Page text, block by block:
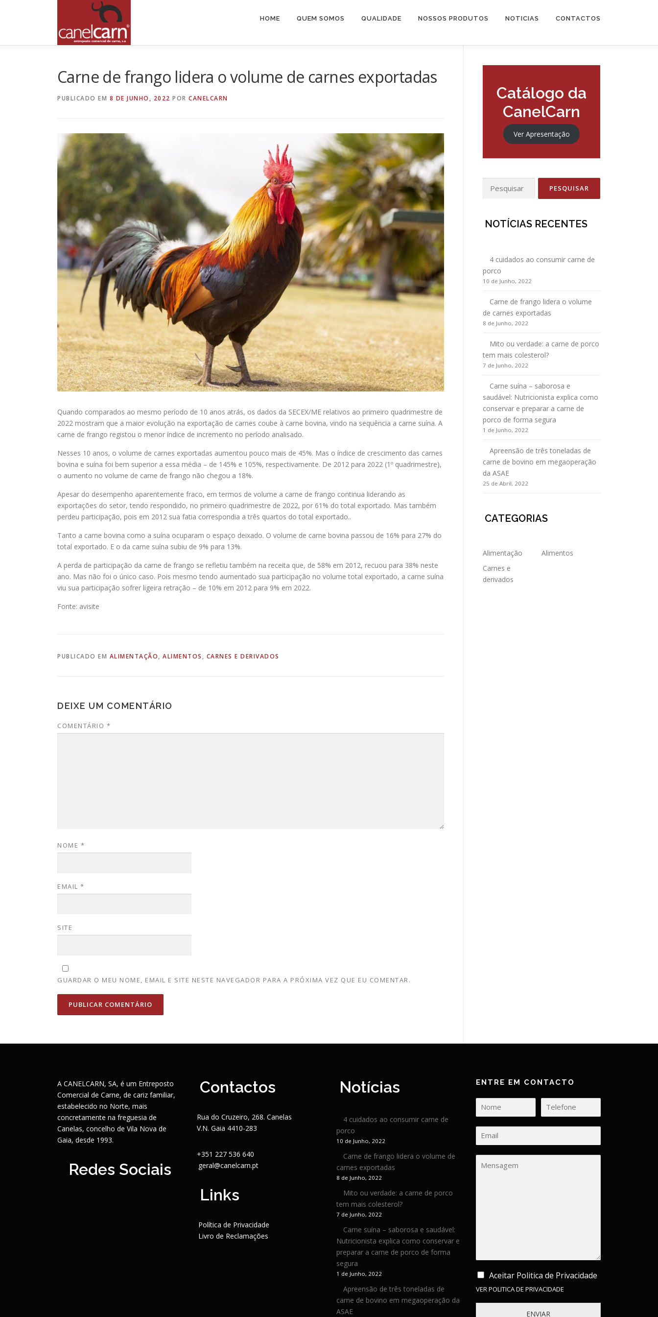
HOME QUEM SOMOS QUALIDADE NOSSOS PRODUTOS NOTICIAS CONTACTOS
Carne de frango lidera o volume de carnes exportadas
PUBLICADO EM 8 DE JUNHO, 2022 POR CANELCARN
Quando comparados ao mesmo período de 10 anos atrás, os dados da SECEX/ME relativos ao primeiro quadrimestre de
2022 mostram que a maior evolução na exportação de carnes coube à carne bovina, vindo na sequência a carne suína. A
carne de frango registou o menor índice de incremento no período analisado.
Nesses 10 anos, o volume de carnes exportadas aumentou pouco mais de 45%. Mas o índice de crescimento das carnes
bovina e suína foi bem superior a essa média – de 145% e 105%, respectivamente. De 2012 para 2022 (1º quadrimestre),
o aumento no volume de carne de frango não chegou a 18%.
Apesar do desempenho aparentemente fraco, em termos de volume a carne de frango continua liderando as
exportações do setor, tendo respondido, no primeiro quadrimestre de 2022, por 61% do total exportado. Mas também
perdeu participação, pois em 2012 sua fatia correspondia a três quartos do total exportado..
Tanto a carne bovina como a suína ocuparam o espaço deixado. O volume de carne bovina passou de 16% para 27% do
total exportado. E o da carne suína subiu de 9% para 13%.
A perda de participação da carne de frango se refletiu também na receita que, de 58% em 2012, recuou para 38% neste
ano. Mas não foi o único caso. Pois mesmo tendo aumentado sua participação no volume total exportado, a carne suína
viu sua participação sofrer ligeira retração – de 10% em 2012 para 9% em 2022.
Fonte: avisite
PUBLICADO EM ALIMENTAÇÃO, ALIMENTOS , CARNES E DERIVADOS
DEIXE UM COMENTÁRIO
COMENTÁRIO *
NOME *
EMAIL *
SITE
GUARDAR O MEU NOME, EMAIL E SITE NESTE NAVEGADOR PARA A PRÓXIMA VEZ QUE EU COMENTAR.
Catálogo da
CanelCarn
Ver Apresentação
por:
NOTÍCIAS RECENTES
4 cuidados ao consumir carne de
porco
10 de Junho, 2022
Carne de frango lidera o volume
de carnes exportadas
8 de Junho, 2022
Mito ou verdade: a carne de porco
tem mais colesterol?
7 de Junho, 2022
Carne suína – saborosa e
saudável: Nutricionista explica como
conservar e preparar a carne de
porco de forma segura
1 de Junho, 2022
Apreensão de três toneladas de
carne de bovino em megaoperação
da ASAE
25 de Abril, 2022
CATEGORIAS
Alimentação
Alimentos
Carnes e
derivados
A CANELCARN, SA, é um Entreposto
Comercial de Carne, de cariz familiar,
estabelecido no Norte, mais
concretamente na freguesia de
Canelas, concelho de Vila Nova de
Gaia, desde 1993.
Redes Sociais
Contactos
Rua do Cruzeiro, 268. Canelas
V.N. Gaia 4410-283
+351 227 536 640
geral@canelcarn.pt
Links
Política de Privacidade
Livro de Reclamações
Notícias
4 cuidados ao consumir carne de
porco
10 de Junho, 2022
Carne de frango lidera o volume de
carnes exportadas
8 de Junho, 2022
Mito ou verdade: a carne de porco
tem mais colesterol?
7 de Junho, 2022
Carne suína – saborosa e saudável:
Nutricionista explica como conservar e
preparar a carne de porco de forma
segura
1 de Junho, 2022
Apreensão de três toneladas de
carne de bovino em megaoperação da
ASAE
ENTRE EM CONTACTO
Aceitar Politica de Privacidade
VER POLITICA DE PRIVACIDADE
ENVIAR